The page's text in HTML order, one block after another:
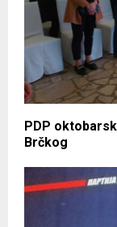
PDP
Brčkog